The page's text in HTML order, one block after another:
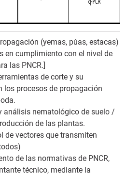
(yemas, púas, estacas)
en cumplimiento con el nivel de
las PNCR.]
de corte y su
los procesos de propagación
análisis nematológico de suelo /
de las plantas.
de vectores que transmiten
de las normativas de PNCR,
técnico, mediante la